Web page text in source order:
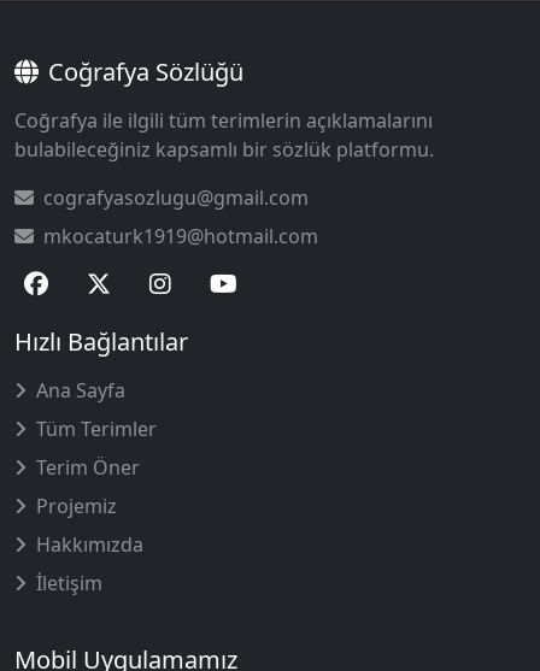
Coğrafya Sözlüğü
Coğrafya ile ilgili tüm terimlerin açıklamalarını
bulabileceğiniz kapsamlı bir sözlük platformu.
cografyasozlugu@gmail.com
mkocaturk1919@hotmail.com
Hızlı Bağlantılar
Ana Sayfa
Tüm Terimler
Terim Öner
Projemiz
Hakkımızda
İletişim
Mobil Uygulamamız